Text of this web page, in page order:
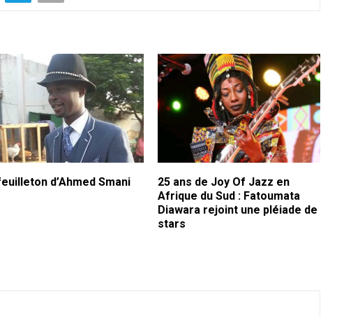
d’Ahmed Smani
25 ans de Joy Of Jazz en
Afrique du Sud : Fatoumata
Diawara rejoint une pléiade de
stars